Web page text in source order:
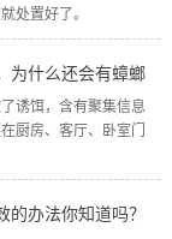
处置好了。
为什么还会有蟑螂
诱饵，含有聚集信息
厨房、客厅、卧室门
办法你知道吗？